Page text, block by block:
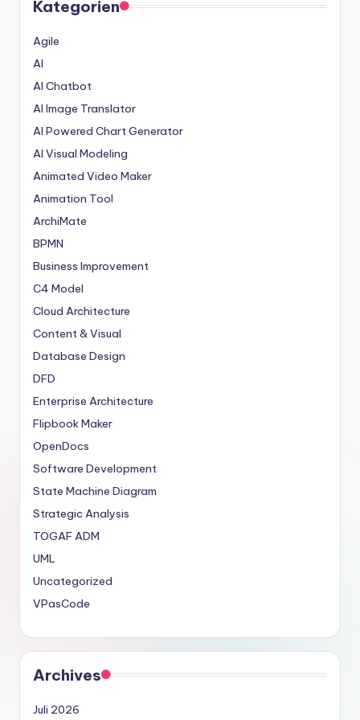
Kategorien
Agile
AI
AI Chatbot
AI Image Translator
AI Powered Chart Generator
AI Visual Modeling
Animated Video Maker
Animation Tool
ArchiMate
BPMN
Business Improvement
C4 Model
Cloud Architecture
Content & Visual
Database Design
DFD
Enterprise Architecture
Flipbook Maker
OpenDocs
Software Development
State Machine Diagram
Strategic Analysis
TOGAF ADM
UML
Uncategorized
VPasCode
Archives
Juli 2026